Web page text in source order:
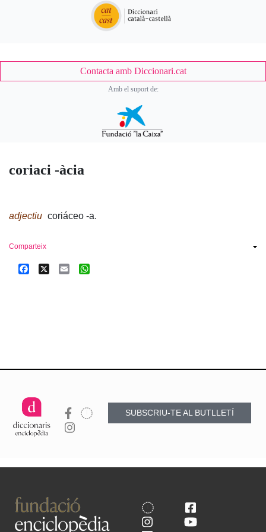
coriaci -àcia
adjectiu coriáceo -a.
Contacta amb Diccionari.cat
Amb el suport de:
Comparteix
Facebook Email
SUBSCRIU-TE AL BUTLLETÍ